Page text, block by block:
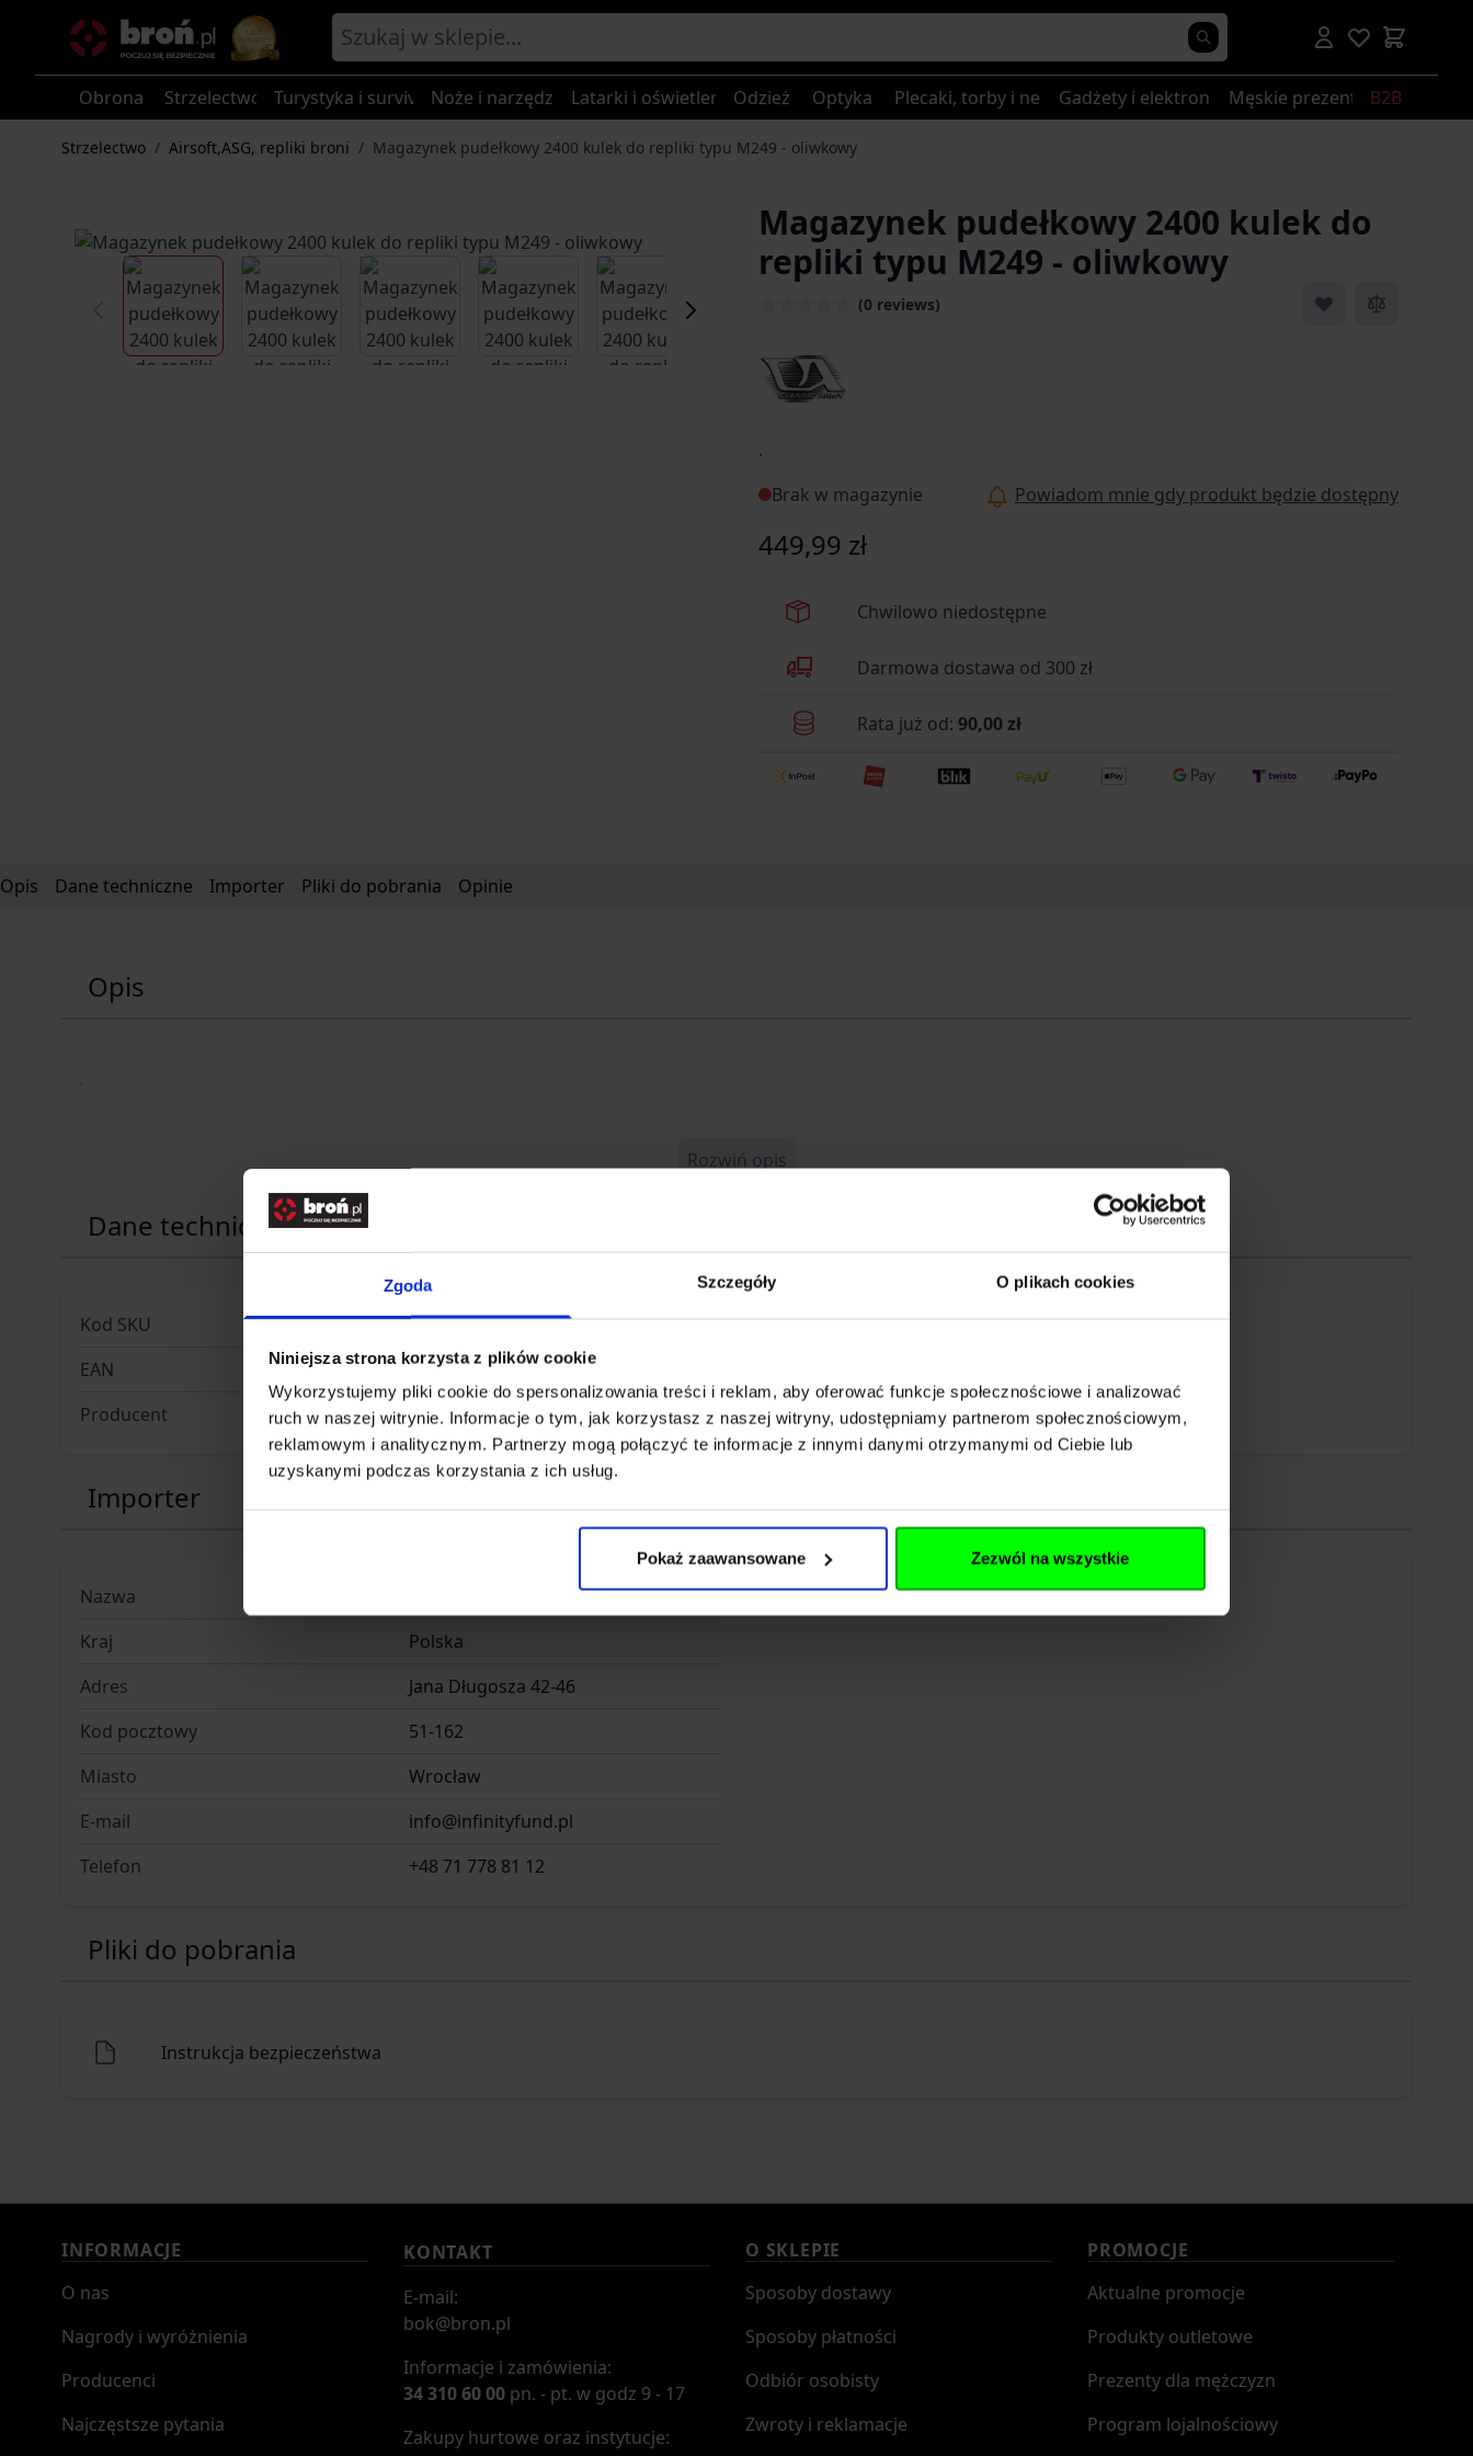
Zgoda Szczegóły O plikach cookies
Niniejsza strona korzysta z plików cookie
Wykorzystujemy pliki cookie do spersonalizowania treści i reklam, aby oferować funkcje społecznościowe i analizować
ruch w naszej witrynie. Informacje o tym, jak korzystasz z naszej witryny, udostępniamy partnerom społecznościowym,
reklamowym i analitycznym. Partnerzy mogą połączyć te informacje z innymi danymi otrzymanymi od Ciebie lub
uzyskanymi podczas korzystania z ich usług.
Pokaż zaawansowane Zezwól na wszystkie
Obrona Strzelectwo Turystyka i survival Noże i narzędzia Latarki i oświetlenieOdzież Optyka Plecaki, torby i nerkiGadżety i elektronikaMęskie prezenty B2B
Strzelectwo / Airsoft,ASG, repliki broni / Magazynek pudełkowy 2400 kulek do repliki typu M249 - oliwkowy
Magazynek pudełkowy 2400 kulek do
repliki typu M249 - oliwkowy
(0 reviews)
View larger imageView larger imageView larger imageView larger imageView larger imageView larger image
.
Brak w magazynie
Powiadom mnie gdy produkt będzie dostępny
449,99 zł
Chwilowo niedostępne
Darmowa dostawa od 300 zł
Rata już od: 90,00 zł
Opis Dane techniczne Importer Pliki do pobrania Opinie
Opis
Rozwiń opis
Dane techniczne
Kod SKU
GF.CLA-05-016092
EAN
4897014886074
Producent
CLASSIC ARMY
Importer
Nazwa
INFINITY FUND Sp z o. o. SK
Kraj
Polska
Adres
Jana Długosza 42-46
Kod pocztowy
51-162
Miasto
Wrocław
E-mail
info@infinityfund.pl
Telefon
+48 71 778 81 12
Pliki do pobrania
Instrukcja bezpieczeństwa
INFORMACJE
O nas
Nagrody i wyróżnienia
Producenci
Najczęstsze pytania
KONTAKT
E-mail:
bok@bron.pl
Informacje i zamówienia:
34 310 60 00 pn. - pt. w godz 9 - 17
Zakupy hurtowe oraz instytucje:
O SKLEPIE
Sposoby dostawy
Sposoby płatności
Odbiór osobisty
Zwroty i reklamacje
PROMOCJE
Aktualne promocje
Produkty outletowe
Prezenty dla mężczyzn
Program lojalnościowy